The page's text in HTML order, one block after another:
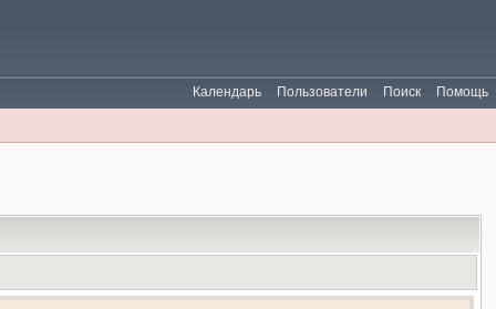
Помощь
Поиск
Пользователи
Календарь